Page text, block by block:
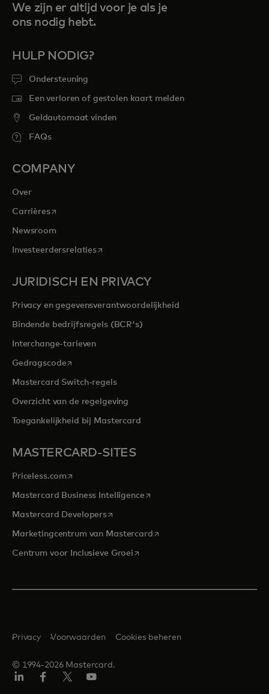
We zijn er altijd voor je als je
ons nodig hebt.
HULP NODIG?
Ondersteuning
Een verloren of gestolen kaart melden
Geldautomaat vinden
FAQs
COMPANY
Over
Carrièresopens in a new tab
Newsroom
Investeerdersrelatiesopens in a new tab
JURIDISCH EN PRIVACY
Privacy en gegevensverantwoordelijkheid
Bindende bedrijfsregels (BCR's)
Interchange-tarieven
Gedragscodeopens in a new tab
Mastercard Switch-regels
Overzicht van de regelgeving
Toegankelijkheid bij Mastercard
MASTERCARD-SITES
Priceless.com opens in a new tab
Mastercard Business Intelligenceopens in a new tab
Mastercard Developersopens in a new tab
Marketingcentrum van Mastercardopens in a new tab
Centrum voor Inclusieve Groeiopens in a new tab
© 1994-2026 Mastercard.
Privacy Voorwaarden Cookies beheren